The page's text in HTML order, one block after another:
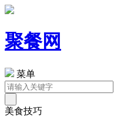
聚餐网
菜单
美食技巧